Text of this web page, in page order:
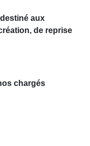
aux
de reprise
chargés